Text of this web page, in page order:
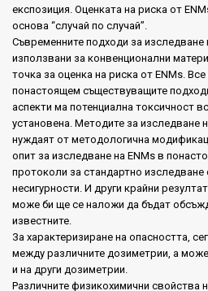
експозиция. Оценката на риска от
основа “случай по случай”.
Съвременните подходи за изследване
използвани за конвенционални
точка за оценка на риска от ENMs.
понастоящем съществуващите
аспекти ма потенциална токсичност
установена. Методите за изследване
нуждаят от методологична
опит за изследване на ENMs в
протоколи за стандартно
несигурности. И други крайни
може би ще се наложи да бъдат
известните.
За характеризиране на опасността,
между различните дозиметрии, а
и на други дозиметрии.
Различните физикохимични свойства